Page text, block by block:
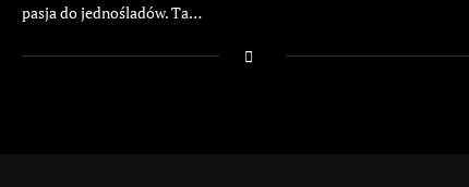
pasja do jednośladów. Ta…